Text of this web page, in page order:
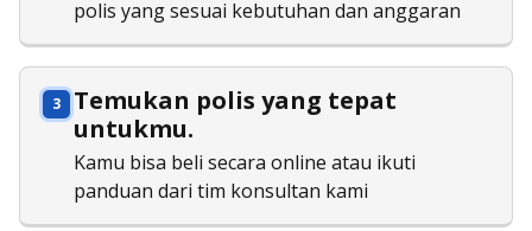
polis yang sesuai kebutuhan dan anggaran
Temukan polis yang tepat
untukmu.
Kamu bisa beli secara online atau ikuti
panduan dari tim konsultan kami